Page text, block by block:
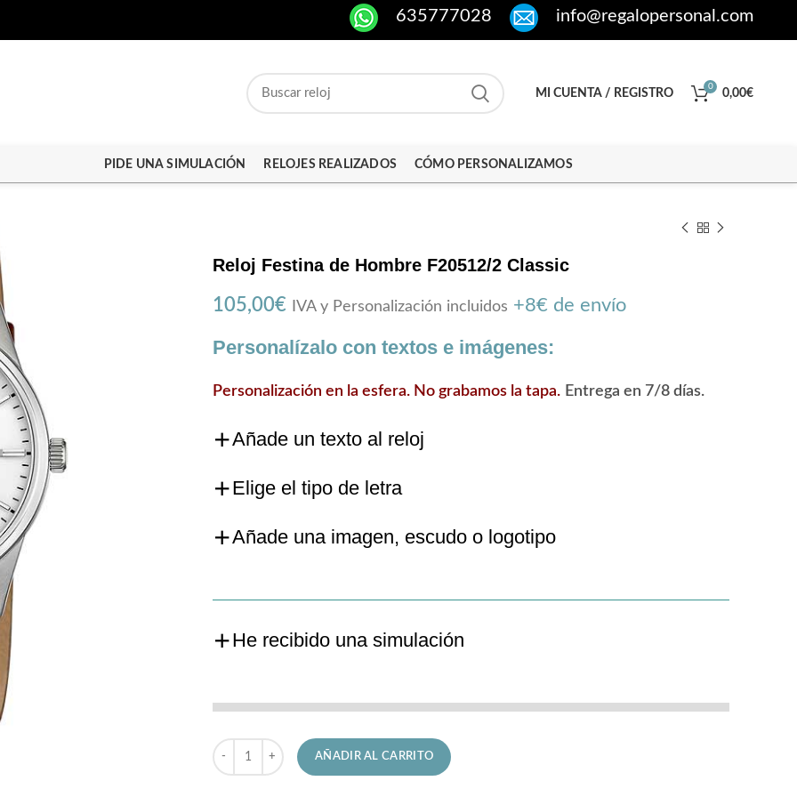
635777028 info@regalopersonal.com
MI CUENTA / REGISTRO
0
0,00€
PIDE UNA SIMULACIÓN RELOJES REALIZADOS CÓMO PERSONALIZAMOS
Reloj Festina de Hombre F20512/2 Classic
105,00€ IVA y Personalización incluidos +8€ de envío
Personalízalo con textos e imágenes:
Personalización en la esfera. No grabamos la tapa. Entrega en 7/8 días.
Añade un texto al reloj
Elige el tipo de letra
Añade una imagen, escudo o logotipo
He recibido una simulación
Reloj Festina de Hombre F20512/2 Classic cantidad
AÑADIR AL CARRITO